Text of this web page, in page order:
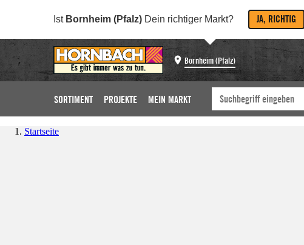
Ist Bornheim (Pfalz) Dein richtiger Markt? JA, RICHTIG
Bornheim (Pfalz)
SORTIMENT PROJEKTE MEIN MARKT
Startseite